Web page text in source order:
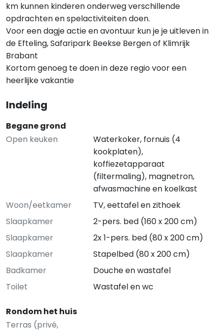
km kunnen kinderen onderweg verschillende
opdrachten en spelactiviteiten doen.
Voor een dagje actie en avontuur kun je je uitleven in
de Efteling, Safaripark Beekse Bergen of Klimrijk
Brabant
Kortom genoeg te doen in deze regio voor een
heerlijke vakantie
Indeling
Begane grond
Open keuken
Waterkoker, fornuis (4
kookplaten),
koffiezetapparaat
(filtermaling), magnetron,
afwasmachine en koelkast
Woon/eetkamer
TV, eettafel en zithoek
Slaapkamer
2-pers. bed (160 x 200 cm)
Slaapkamer
2x 1-pers. bed (80 x 200 cm)
Slaapkamer
Stapelbed (80 x 200 cm)
Badkamer
Douche en wastafel
Toilet
Wastafel en wc
Rondom het huis
Terras (privé,